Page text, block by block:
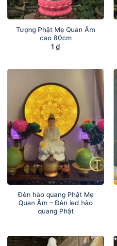
Tượng Phật Mẹ Quan Âm
cao 80cm
1 ₫
Đèn hào quang Phật Mẹ
Quan Âm – Đèn led hào
quang Phật